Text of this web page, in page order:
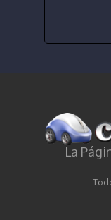
La